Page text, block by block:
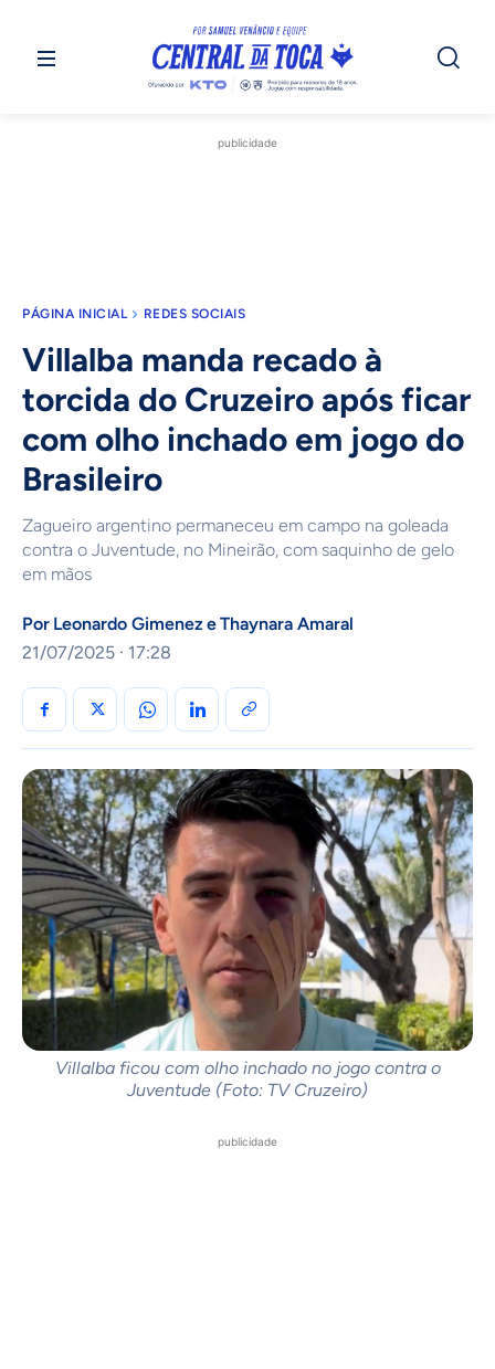
publicidade
PÁGINA INICIAL REDES SOCIAIS
Villalba manda recado à
torcida do Cruzeiro após ficar
com olho inchado em jogo do
Brasileiro
Zagueiro argentino permaneceu em campo na goleada
contra o Juventude, no Mineirão, com saquinho de gelo
em mãos
Por Leonardo GimenezeThaynara Amaral
21/07/2025 · 17:28
Villalba ficou com olho inchado no jogo contra o
Juventude (Foto: TV Cruzeiro)
publicidade